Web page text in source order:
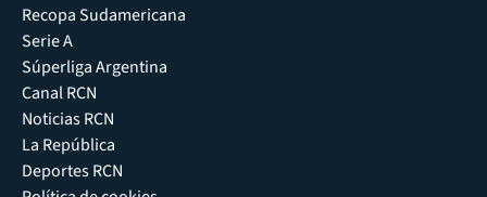
Recopa Sudamericana
Serie A
Súperliga Argentina
Canal RCN
Noticias RCN
La República
Deportes RCN